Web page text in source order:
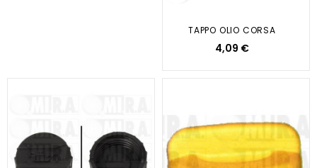
TAPPO OLIO CORSA
4,09 €